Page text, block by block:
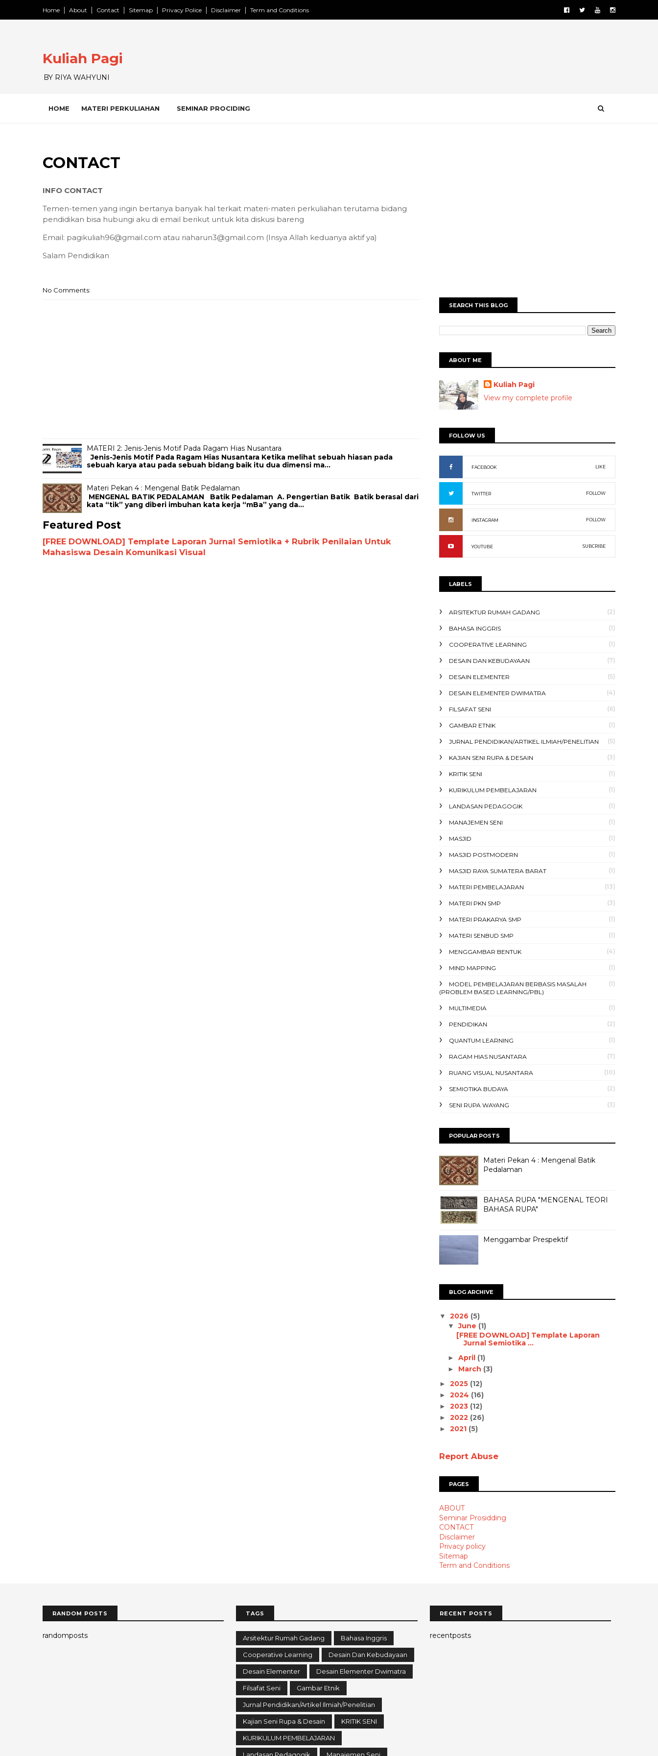
Home About Contact Sitemap Privacy Police Disclaimer Term and Conditions
Kuliah Pagi
BY RIYA WAHYUNI
HOME MATERI PERKULIAHAN SEMINAR PROCIDING
CONTACT
INFO CONTACT
Temen-temen yang ingin bertanya banyak hal terkait materi-materi perkuliahan terutama bidang
pendidikan bisa hubungi aku di email berikut untuk kita diskusi bareng
Email: pagikuliah96@gmail.com atau riaharun3@gmail.com (Insya Allah keduanya aktif ya)
Salam Pendidikan
No Comments:
MATERI 2: Jenis-Jenis Motif Pada Ragam Hias Nusantara
Jenis-Jenis Motif Pada Ragam Hias Nusantara Ketika melihat sebuah hiasan pada
sebuah karya atau pada sebuah bidang baik itu dua dimensi ma...
Materi Pekan 4 : Mengenal Batik Pedalaman
MENGENAL BATIK PEDALAMAN Batik Pedalaman A. Pengertian Batik Batik berasal dari
kata “tik” yang diberi imbuhan kata kerja “mBa” yang da...
Featured Post
[FREE DOWNLOAD] Template Laporan Jurnal Semiotika + Rubrik Penilaian Untuk
Mahasiswa Desain Komunikasi Visual
SEARCH THIS BLOG
ABOUT ME
Kuliah Pagi
View my complete profile
FOLLOW US
FACEBOOK LIKE
TWITTER FOLLOW
INSTAGRAM FOLLOW
YOUTUBE SUBCRIBE
LABELS
ARSITEKTUR RUMAH GADANG (2)
BAHASA INGGRIS (1)
COOPERATIVE LEARNING (1)
DESAIN DAN KEBUDAYAAN (7)
DESAIN ELEMENTER (5)
DESAIN ELEMENTER DWIMATRA (4)
FILSAFAT SENI (6)
GAMBAR ETNIK (1)
JURNAL PENDIDIKAN/ARTIKEL ILMIAH/PENELITIAN (5)
KAJIAN SENI RUPA & DESAIN (3)
KRITIK SENI (1)
KURIKULUM PEMBELAJARAN (1)
LANDASAN PEDAGOGIK (1)
MANAJEMEN SENI (1)
MASJID (1)
MASJID POSTMODERN (1)
MASJID RAYA SUMATERA BARAT (1)
MATERI PEMBELAJARAN (13)
MATERI PKN SMP (3)
MATERI PRAKARYA SMP (1)
MATERI SENBUD SMP (1)
MENGGAMBAR BENTUK (4)
MIND MAPPING (1)
MODEL PEMBELAJARAN BERBASIS MASALAH
(PROBLEM BASED LEARNING/PBL)
(1)
MULTIMEDIA (1)
PENDIDIKAN (2)
QUANTUM LEARNING (1)
RAGAM HIAS NUSANTARA (7)
RUANG VISUAL NUSANTARA (10)
SEMIOTIKA BUDAYA (2)
SENI RUPA WAYANG (3)
POPULAR POSTS
Materi Pekan 4 : Mengenal Batik
Pedalaman
BAHASA RUPA "MENGENAL TEORI
BAHASA RUPA"
Menggambar Prespektif
BLOG ARCHIVE
▼ 2026 (5)
▼June (1)
[FREE DOWNLOAD] Template Laporan
Jurnal Semiotika ...
► April (1)
► March (3)
► 2025 (12)
► 2024 (16)
► 2023 (12)
► 2022 (26)
► 2021 (5)
Report Abuse
PAGES
ABOUT
Seminar Prosidding
CONTACT
Disclaimer
Privacy policy
Sitemap
Term and Conditions
RANDOM POSTS
randomposts
TAGS
Arsitektur Rumah Gadang Bahasa Inggris
Cooperative Learning Desain Dan Kebudayaan
Desain Elementer Desain Elementer Dwimatra
Filsafat Seni Gambar Etnik
Jurnal Pendidikan/Artikel Ilmiah/Penelitian
Kajian Seni Rupa & Desain KRITIK SENI
KURIKULUM PEMBELAJARAN
Landasan Pedagogik Manajemen Seni
RECENT POSTS
recentposts